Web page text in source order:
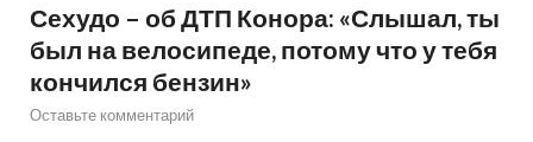
Сехудо – об ДТП Конора: «Слышал, ты
был на велосипеде, потому что у тебя
кончился бензин»
Оставьте комментарий